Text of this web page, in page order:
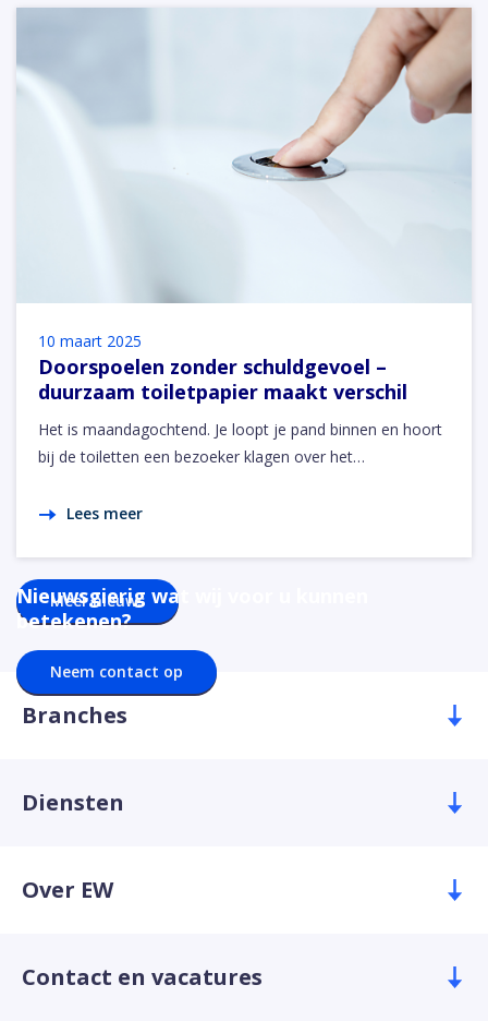
10 maart 2025
Doorspoelen zonder schuldgevoel –
duurzaam toiletpapier maakt verschil
Het is maandagochtend. Je loopt je pand binnen en hoort
bij de toiletten een bezoeker klagen over het…
Lees meer
Meer nieuws
Nieuwsgierig wat wij voor u kunnen
betekenen?
Neem contact op
Branches
Diensten
Over EW
Contact en vacatures